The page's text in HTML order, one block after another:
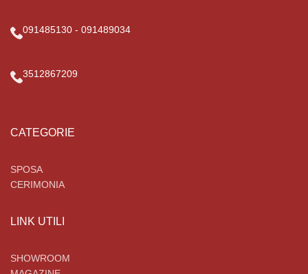
091485130 - 091489034
3512867209
CATEGORIE
SPOSA
CERIMONIA
LINK UTILI
SHOWROOM